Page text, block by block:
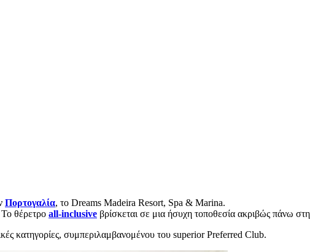
Πορτογαλία, το Dreams Madeira Resort, Spa & Marina.
Το θέρετρο all-inclusive βρίσκεται σε μια ήσυχη τοποθεσία ακριβώς πάνω
κατηγορίες, συμπεριλαμβανομένου του superior Preferred Club.